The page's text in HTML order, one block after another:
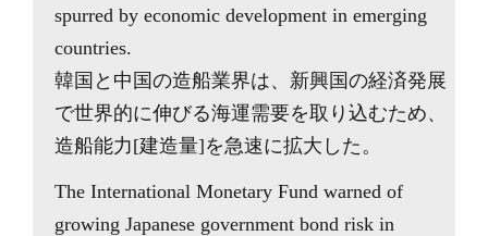
spurred by economic development in emerging
countries.
韓国と中国の造船業界は、新興国の経済発展
で世界的に伸びる海運需要を取り込むため、
造船能力[建造量]を急速に拡大した。
The International Monetary Fund warned of
growing Japanese government bond risk in